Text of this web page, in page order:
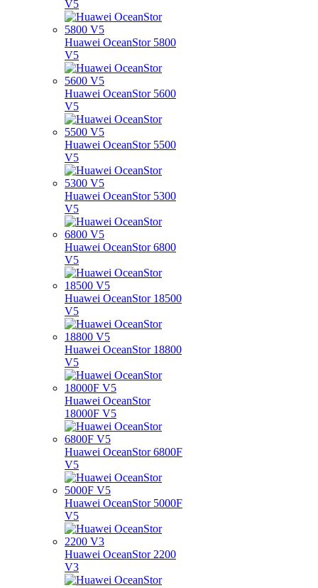
V5
Huawei OceanStor 5800
V5
Huawei OceanStor 5600
V5
Huawei OceanStor 5500
V5
Huawei OceanStor 5300
V5
Huawei OceanStor 6800
V5
Huawei OceanStor 18500
V5
Huawei OceanStor 18800
V5
Huawei OceanStor
18000F V5
Huawei OceanStor 6800F
V5
Huawei OceanStor 5000F
V5
Huawei OceanStor 2200
V3